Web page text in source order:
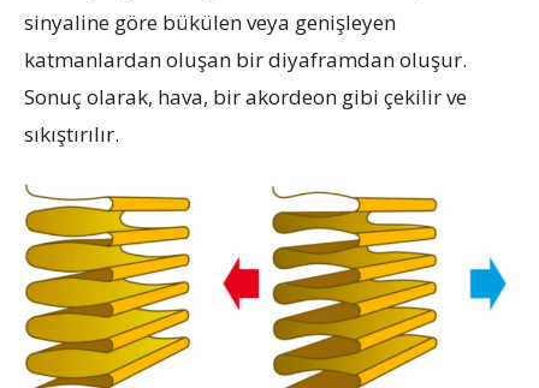
sinyaline göre bükülen veya genişleyen
katmanlardan oluşan bir diyaframdan oluşur.
Sonuç olarak, hava, bir akordeon gibi çekilir ve
sıkıştırılır.